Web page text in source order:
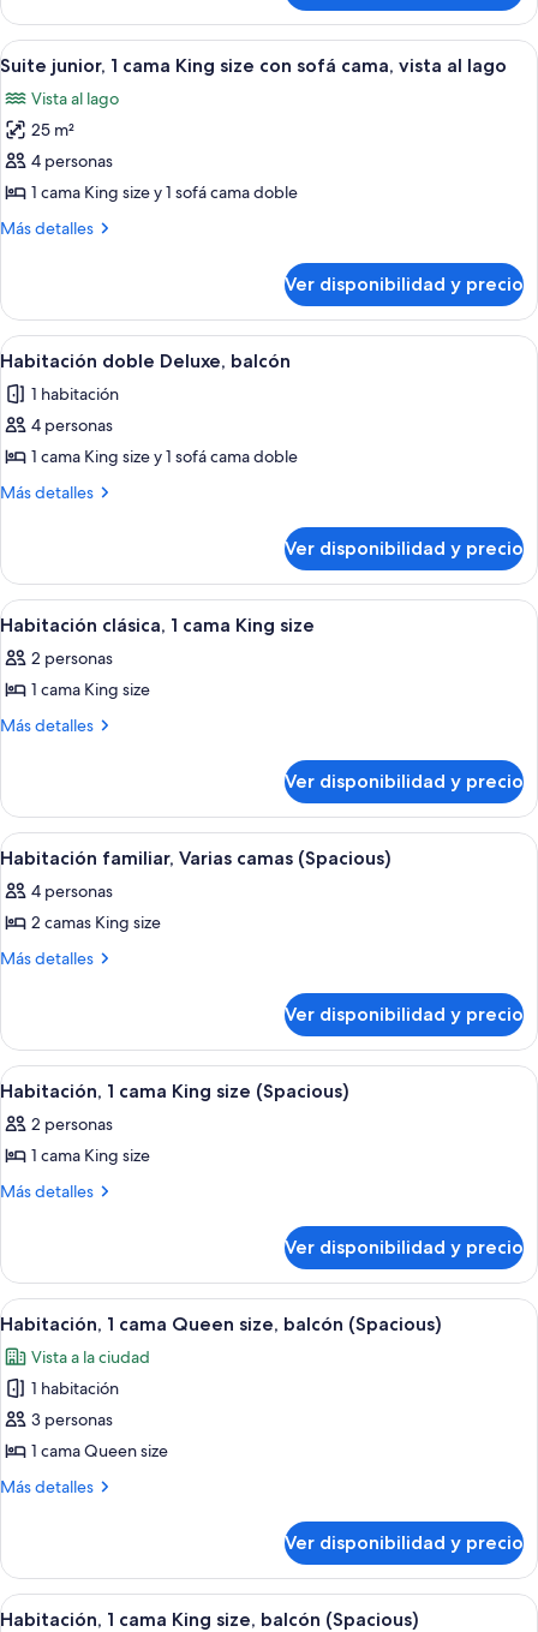
vista
a
la
montaña
doble
Deluxe,
1
King
size,
vista
a
la
Ver
todas
las
fotos
de
Suite
junior,
King
size
con
sofá
cama,
vista
al
lago
Minibar, caja de seguridad en la
6
Suite junior, 1 cama King size con sofá cama, vista al lago
Vista al lago
25 m²
4 personas
1 cama King size y 1 sofá cama doble
Más detalles
Más
junior,
cama
size
con
cama,
vista
Ver disponibilidad y precio
Ver
todas
las
fotos
de
Habitación
balcón
Habitación de hotel con una cama,
4
Habitación doble Deluxe, balcón
1 habitación
4 personas
1 cama King size y 1 sofá cama doble
Más detalles
Más
doble
Deluxe,
balcón
Ver disponibilidad y precio
Ver
todas
las
fotos
de
1
cama
King
size
Una habitación de hotel moderna
5
Habitación clásica, 1 cama King size
2 personas
1 cama King size
Más detalles
Más
clásica,
cama
size
Ver disponibilidad y precio
Ver
todas
las
fotos
de
Varias
camas
(Spacious)
Una habitación de hotel moderna
4
Habitación familiar, Varias camas (Spacious)
4 personas
2 camas King size
Más detalles
Más
familiar,
Varias
camas
Ver disponibilidad y precio
Ver
todas
las
fotos
de
cama
King
size
(Spacious)
Una habitación de hotel moderna
4
Habitación, 1 cama King size (Spacious)
2 personas
1 cama King size
Más detalles
Más
1
cama
King
(Spacious)
Ver disponibilidad y precio
Ver
todas
las
fotos
de
Habitación,
1
size,
balcón
(Spacious)
Minibar, caja de seguridad en la
6
Habitación, 1 cama Queen size, balcón (Spacious)
Vista a la ciudad
1 habitación
3 personas
1 cama Queen size
Más detalles
Más
1
cama
Queen
Ver disponibilidad y precio
Ver
Minibar, caja de seguridad en la
6
Habitación, 1 cama King size, balcón (Spacious)